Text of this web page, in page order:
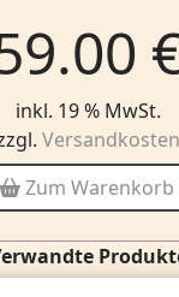
inkl. 19 % MwSt.
Versandkosten
Zum